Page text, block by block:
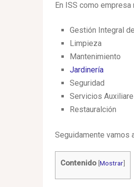
En ISS como
Gestión Integral
Limpieza
Mantenimiento
Jardinería
Seguridad
Servicios
Restauralción
Seguidamente vamos
Contenido [Mostrar]